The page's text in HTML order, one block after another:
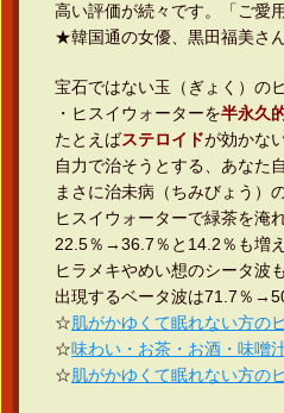
高い評価が続々です。「ご愛
★韓国通の女優、黒田福美さ
宝石ではない玉（ぎょく）の
・ヒスイウォーターを半永久
たとえばステロイドが効かな
自力で治そうとする、あなた
まさに治未病（ちみびょう）
ヒスイウォーターで緑茶を淹
22.5％→36.7％と14.2％も増
ヒラメキやめい想のシータ波
出現するベータ波は71.7％
☆肌がかゆくて眠れない方の
☆味わい・お茶・お酒・味噌
☆肌がかゆくて眠れない方の